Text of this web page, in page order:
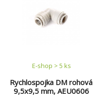
Rychlospojka DM rohová
9,5x9,5 mm, AEU0606
E-shop > 5 ks